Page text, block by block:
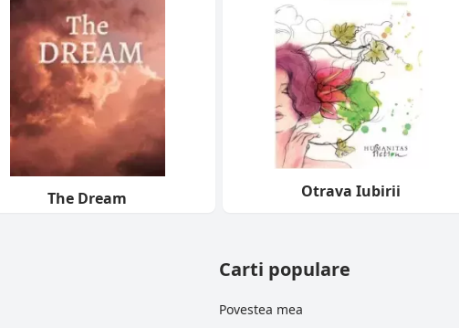
The Dream Otrava Iubirii
Carti populare
Povestea mea